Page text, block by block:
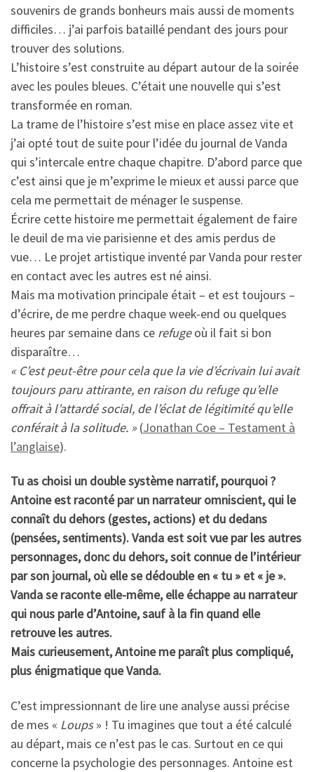
souvenirs de grands bonheurs mais aussi de moments
difficiles… j’ai parfois bataillé pendant des jours pour
trouver des solutions.
L’histoire s’est construite au départ autour de la soirée
avec les poules bleues. C’était une nouvelle qui s’est
transformée en roman.
La trame de l’histoire s’est mise en place assez vite et
j’ai opté tout de suite pour l’idée du journal de Vanda
qui s’intercale entre chaque chapitre. D’abord parce que
c’est ainsi que je m’exprime le mieux et aussi parce que
cela me permettait de ménager le suspense.
Écrire cette histoire me permettait également de faire
le deuil de ma vie parisienne et des amis perdus de
vue… Le projet artistique inventé par Vanda pour rester
en contact avec les autres est né ainsi.
Mais ma motivation principale était – et est toujours –
d’écrire, de me perdre chaque week-end ou quelques
heures par semaine dans ce refugeoù il fait si bon
disparaître…
« C’est peut-être pour cela que la vie d’écrivain lui avait
toujours paru attirante, en raison du refuge qu’elle
offrait à l’attardé social, de l’éclat de légitimité qu’elle
conférait à la solitude. » (Jonathan Coe – Testament à
l’anglaise).
Tu as choisi un double système narratif, pourquoi ?
Antoine est raconté par un narrateur omniscient, qui le
connaît du dehors (gestes, actions) et du dedans
(pensées, sentiments). Vanda est soit vue par les autres
personnages, donc du dehors, soit connue de l’intérieur
par son journal, où elle se dédouble en « tu » et « je ».
Vanda se raconte elle-même, elle échappe au narrateur
qui nous parle d’Antoine, sauf à la fin quand elle
retrouve les autres.
Mais curieusement, Antoine me paraît plus compliqué,
plus énigmatique que Vanda.
C’est impressionnant de lire une analyse aussi précise
de mes « Loups» ! Tu imagines que tout a été calculé
au départ, mais ce n’est pas le cas. Surtout en ce qui
concerne la psychologie des personnages. Antoine est